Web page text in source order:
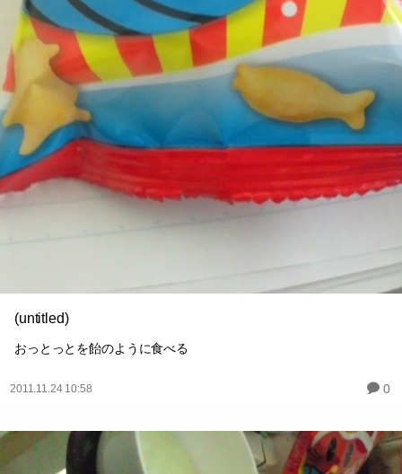
(untitled)
おっとっとを飴のように食べる
2011.11.24 10:58 0